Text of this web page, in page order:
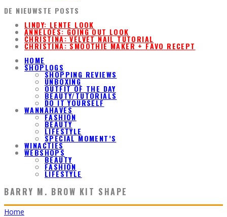
DE NIEUWSTE POSTS
LINDY: LENTE LOOK
ANNELOES: GOING OUT LOOK
CHRISTINA: VELVET NAIL TUTORIAL
CHRISTINA: SMOOTHIE MAKER + FAVO RECEPT
HOME
SHOPLOGS
SHOPPING REVIEWS
UNBOXING
OUTFIT OF THE DAY
BEAUTY/TUTORIALS
DO IT YOURSELF
WANNAHAVES
FASHION
BEAUTY
LIFESTYLE
SPECIAL MOMENT’S
WINACTIES
WEBSHOPS
BEAUTY
FASHION
LIFESTYLE
BARRY M. BROW KIT SHAPE
Home